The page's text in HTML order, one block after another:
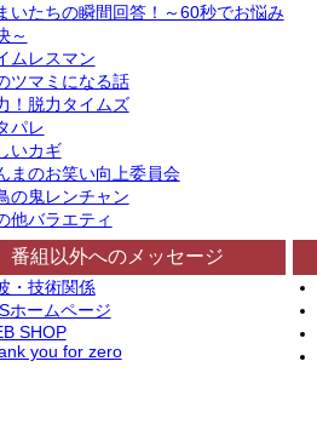
いたちの瞬間回答！～60秒でお悩み
～
ムレスマン
ツマミになる話
！脱力タイムズ
パレ
いカギ
まのお笑い向上委員会
の鬼レンチャン
他バラエティ
番組以外へのメッセージ
・技術関係
ホームページ
SHOP
you for zero